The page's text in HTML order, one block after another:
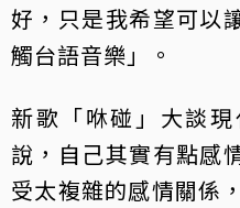
好，只是我希望可以
觸台語音樂」。
新歌「咻碰」大談
說，自己其實有點感
受太複雜的感情關係